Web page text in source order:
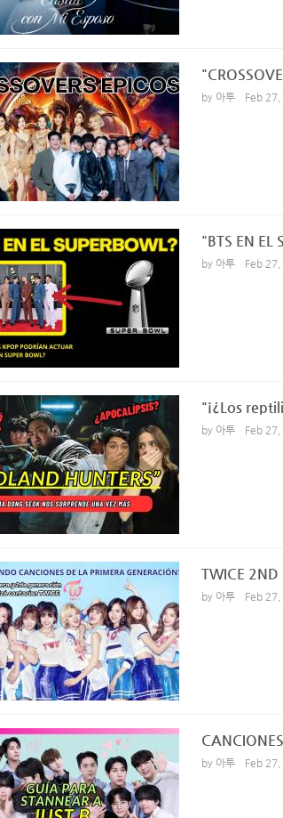
by 아투 Feb
"BTS EN EL
by 아투 Feb
"¡¿Los
by 아투 Feb
TWICE 2ND
by 아투 Feb
by 아투 Feb